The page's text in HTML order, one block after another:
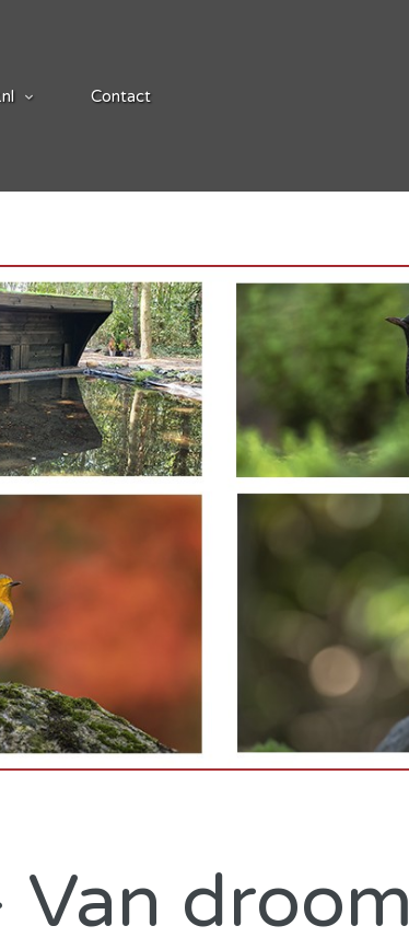
Contact
droom